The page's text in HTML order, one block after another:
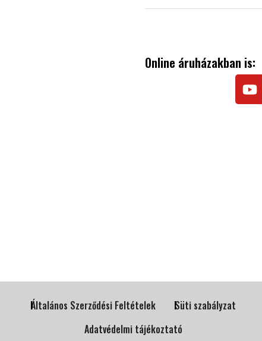
Online áruházakban is:
Általános Szerződési Feltételek
Süti szabályzat
Adatvédelmi tájékoztató